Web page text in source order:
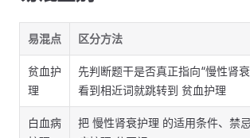
易混点 区分方法
贫血护
理
先判断题干是否真正指向“慢性肾
看到相近词就跳转到 贫血护理
白血病
把 慢性肾衰护理 的适用条件、禁